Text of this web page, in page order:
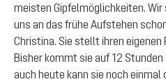
meisten Gipfelmöglichkeiten. Wir
uns an das frühe Aufstehen
Christina. Sie stellt ihren eigenen
Bisher kommt sie auf 12 Stunden
auch heute kann sie noch